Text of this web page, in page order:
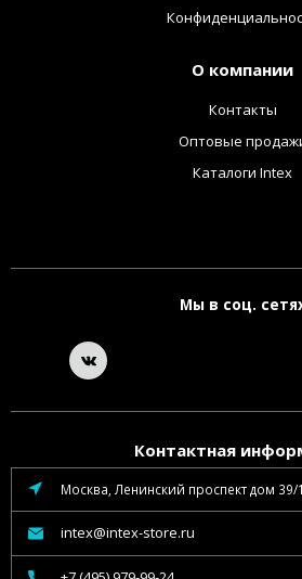
О компании
Контакты
Оптовые
Каталоги Intex
Мы в соц.
Контактная
Москва, Ленинский проспект дом 39/1
intex@intex-store.ru